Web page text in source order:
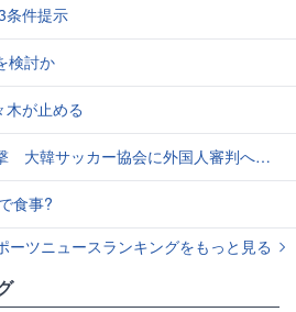
条件提示
検討か
木が止める
協会に外国人審判への“性的接待”疑惑 韓国メディアが報道
食事?
ーツニュースランキングをもっと見る